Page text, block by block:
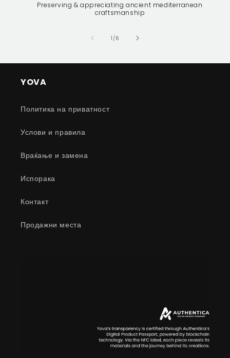
Preserving & appreciating ancient mediterranean
craftsmanship
1 /of
6
YOVA
Политика на приватност
Услови и правила
Враќање и замена
Испорака
Контакт
Продажни места